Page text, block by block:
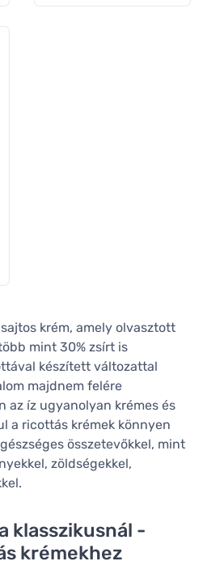
krém, amely olvasztott
mint 30% zsírt is
készített változattal
majdnem felére
az íz ugyanolyan krémes és
a ricottás krémek könnyen
összetevőkkel, mint
zöldségekkel,
klasszikusnál -
krémekhez